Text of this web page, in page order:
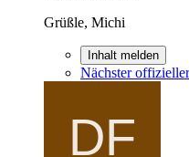
Grüßle, Michi
Inhalt melden
Nächster